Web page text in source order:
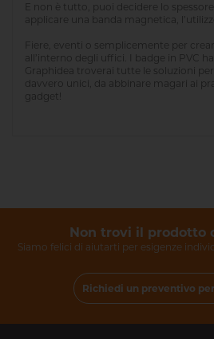
E non è tutto, puoi decidere lo spessore
applicare una banda magnetica,
Fiere, eventi o semplicemente per
all’interno degli uffici. I badge in PVC
Graphidea troverai tutte le soluzioni
davvero unici, da abbinare magari ai
gadget!
Non trovi il prodotto
Siamo felici di aiutarti per esigenze
Richiedi un preventivo